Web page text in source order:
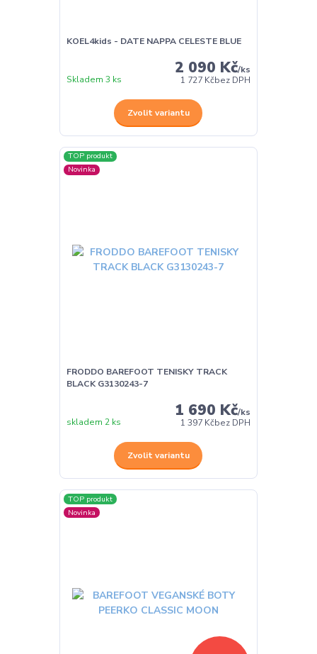
KOEL4kids - DATE NAPPA CELESTE BLUE
2 090 Kč/ks
1 727 Kčbez DPH
Skladem 3 ks
Zvolit variantu
TOP produkt
Novinka
FRODDO BAREFOOT TENISKY TRACK
BLACK G3130243-7
1 690 Kč/ks
1 397 Kčbez DPH
skladem 2 ks
Zvolit variantu
TOP produkt
Novinka